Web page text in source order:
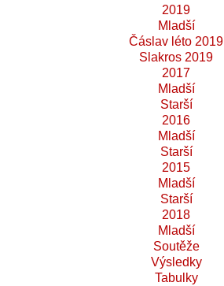
2019
Mladší
Čáslav léto 2019
Slakros 2019
2017
Mladší
Starší
2016
Mladší
Starší
2015
Mladší
Starší
2018
Mladší
Soutěže
Výsledky
Tabulky